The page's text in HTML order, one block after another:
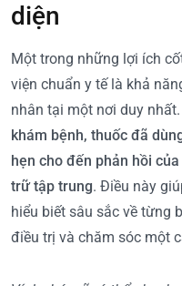
diện
Một trong những lợi ích
viện chuẩn y tế là khả
nhân tại một nơi duy nhất.
khám bệnh, thuốc đã
hẹn cho đến phản hồi
trữ tập trung. Điều này
hiểu biết sâu sắc về từng
điều trị và chăm sóc một